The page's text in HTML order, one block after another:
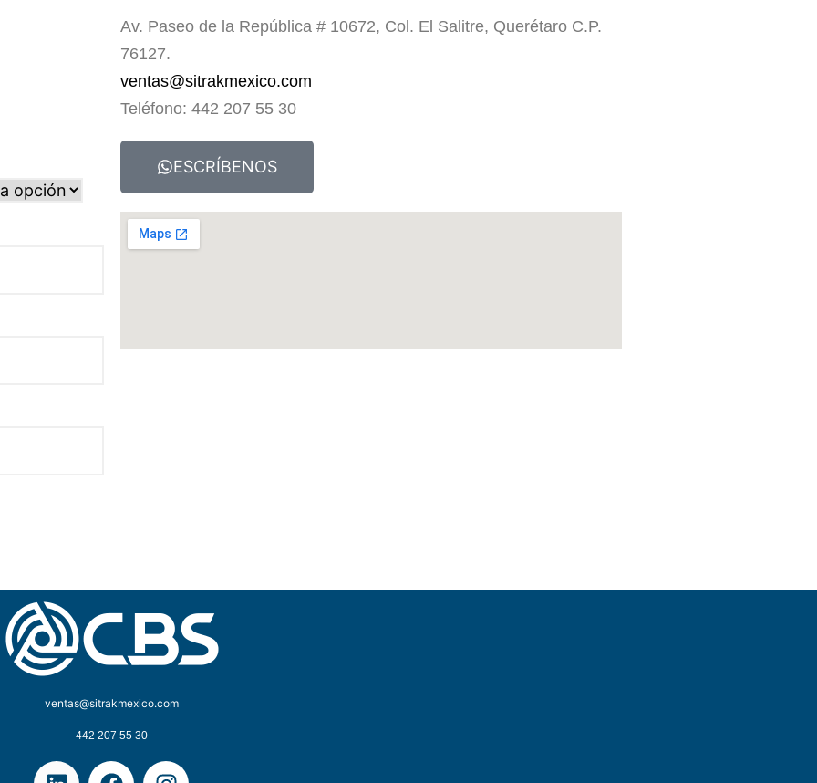
Av. Paseo de la República # 10672, Col. El Salitre, Querétaro C.P.
76127.
ventas@sitrakmexico.com
Teléfono: 442 207 55 30
ESCRÍBENOS
ventas@sitrakmexico.com
442 207 55 30